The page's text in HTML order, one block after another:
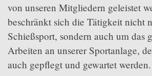
von unseren Mitgliedern geleistet
beschränkt sich die Tätigkeit nicht
Schießsport, sondern auch um das
Arbeiten an unserer Sportanlage,
auch gepflegt und gewartet werden.